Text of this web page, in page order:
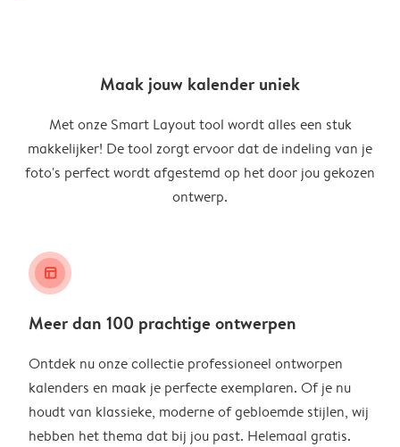
Maak jouw kalender uniek
Met onze Smart Layout tool wordt alles een stuk
makkelijker! De tool zorgt ervoor dat de indeling van je
foto's perfect wordt afgestemd op het door jou gekozen
ontwerp.
layout_alt
Meer dan 100 prachtige ontwerpen
Ontdek nu onze collectie professioneel ontworpen
kalenders en maak je perfecte exemplaren. Of je nu
houdt van klassieke, moderne of gebloemde stijlen, wij
hebben het thema dat bij jou past. Helemaal gratis.